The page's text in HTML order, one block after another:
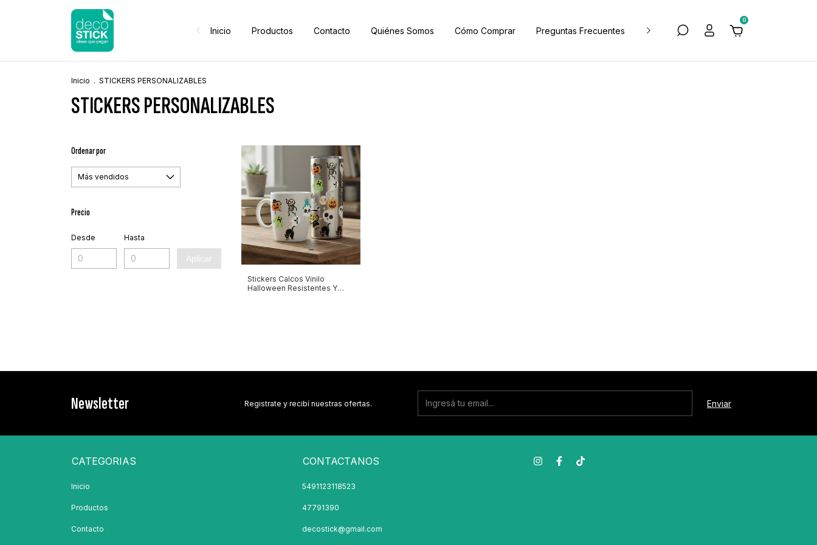
Inicio Productos Contacto Quiénes Somos Cómo Comprar Preguntas Frecuentes Blog de tips y deco
0
Inicio . STICKERS PERSONALIZABLES
STICKERS PERSONALIZABLES
Ordenar por
Precio
Desde Hasta
Aplicar
Stickers Calcos Vinilo
Halloween Resistentes Y
Newsletter Registrate y recibí nuestras ofertas.
CATEGORIAS
Inicio
Productos
Contacto
CONTACTANOS
5491123118523
47791390
decostick@gmail.com